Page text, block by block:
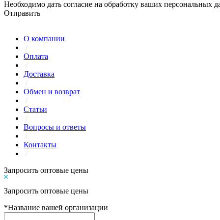
Необходимо дать согласие на обработку ваших персональных
Отправить
О компании
/
Оплата
/
Доставка
/
Обмен и возврат
/
Статьи
/
Вопросы и ответы
/
Контакты
/
Запросить оптовые цены
Запросить оптовые цены
*Название вашей организации